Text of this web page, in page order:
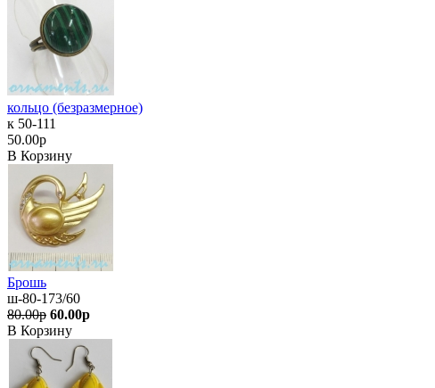
кольцо (безразмерное)
к 50-111
50.00р
В Корзину
Брошь
ш-80-173/60
80.00р 60.00р
В Корзину